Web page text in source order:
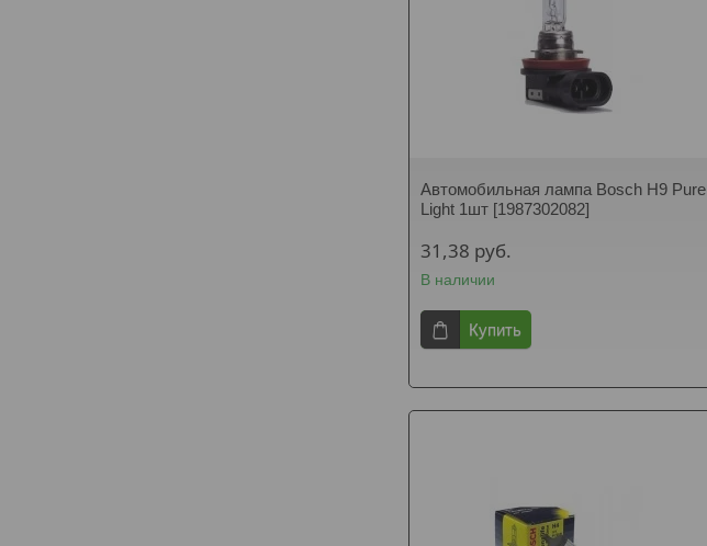
Автомобильная лампа Bosch H9 Pure
Light 1шт [1987302082]
31,38 руб.
В наличии
Купить